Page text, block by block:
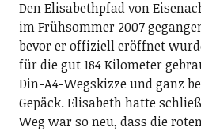
Den Elisabethpfad von
im Frühsommer 2007
bevor er offiziell eröffnet
für die gut 184 Kilometer
Din-A4-Wegskizze und ganz
Gepäck. Elisabeth hatte
Weg war so neu, dass die